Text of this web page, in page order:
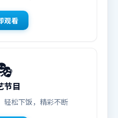
观看
节目
轻松下饭，精彩不断